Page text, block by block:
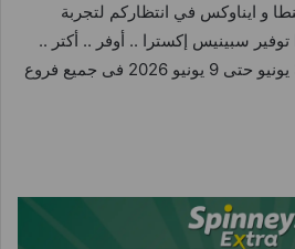
و ايناوكس في انتظاركم لتجربة
سبينيس إكسترا .. أوفر .. أكتر ..
أسهل العروض سارية من 3 يونيو حتى 9 يونيو 2026 فى جميع فروع